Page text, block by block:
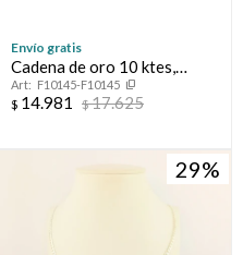
Envío gratis
Cadena de oro 10 ktes,
FORCET.
F10145-F10145
$ 14.981 $17.625
29